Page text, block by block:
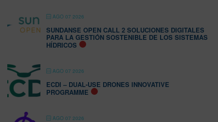
AGO 07 2026
SUNDANSE OPEN CALL 2 SOLUCIONES DIGITALES
PARA LA GESTIÓN SOSTENIBLE DE LOS SISTEMAS
HÍDRICOS
AGO 07 2026
ECDI – DUAL-USE DRONES INNOVATIVE
PROGRAMME
AGO 07 2026